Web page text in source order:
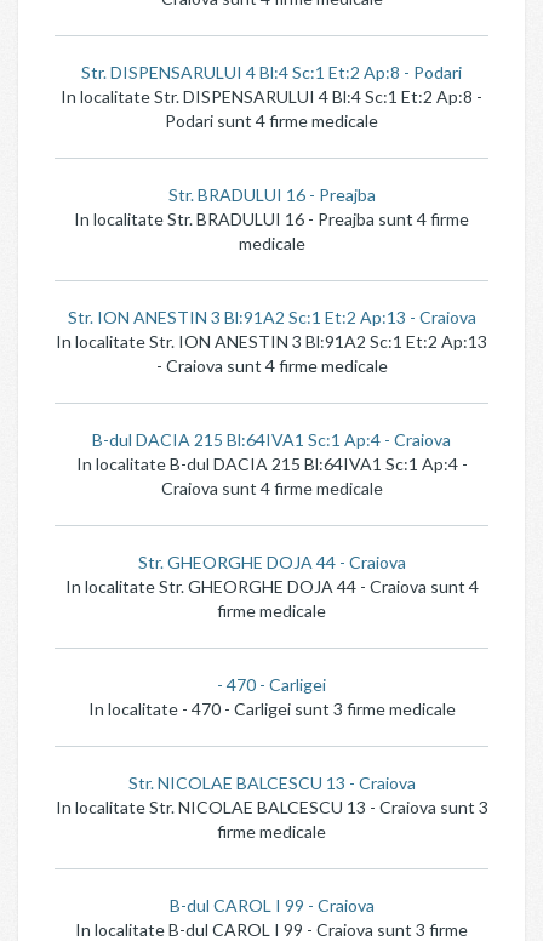
Str. DISPENSARULUI 4 Bl:4 Sc:1 Et:2 Ap:8 - Podari
In localitate Str. DISPENSARULUI 4 Bl:4 Sc:1 Et:2 Ap:8 -
Podari sunt 4 firme medicale
Str. BRADULUI 16 - Preajba
In localitate Str. BRADULUI 16 - Preajba sunt 4 firme
medicale
Str. ION ANESTIN 3 Bl:91A2 Sc:1 Et:2 Ap:13 - Craiova
In localitate Str. ION ANESTIN 3 Bl:91A2 Sc:1 Et:2 Ap:13
- Craiova sunt 4 firme medicale
B-dul DACIA 215 Bl:64IVA1 Sc:1 Ap:4 - Craiova
In localitate B-dul DACIA 215 Bl:64IVA1 Sc:1 Ap:4 -
Craiova sunt 4 firme medicale
Str. GHEORGHE DOJA 44 - Craiova
In localitate Str. GHEORGHE DOJA 44 - Craiova sunt 4
firme medicale
- 470 - Carligei
In localitate - 470 - Carligei sunt 3 firme medicale
Str. NICOLAE BALCESCU 13 - Craiova
In localitate Str. NICOLAE BALCESCU 13 - Craiova sunt 3
firme medicale
B-dul CAROL I 99 - Craiova
In localitate B-dul CAROL I 99 - Craiova sunt 3 firme